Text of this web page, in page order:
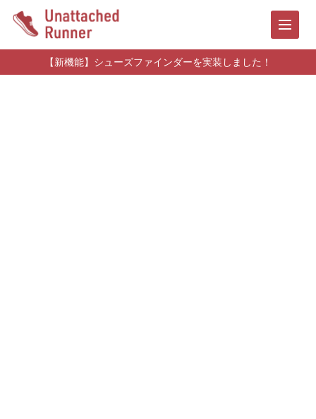
【新機能】シューズファインダーを実装しました！